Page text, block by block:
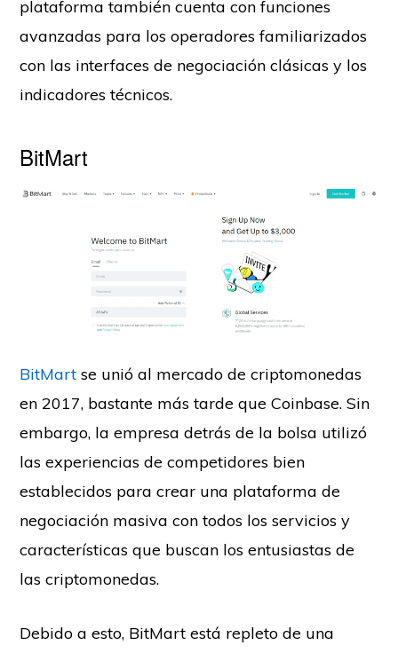
plataforma también cuenta con funciones
avanzadas para los operadores familiarizados
con las interfaces de negociación clásicas y los
indicadores técnicos.
BitMart
BitMart se unió al mercado de criptomonedas
en 2017, bastante más tarde que Coinbase. Sin
embargo, la empresa detrás de la bolsa utilizó
las experiencias de competidores bien
establecidos para crear una plataforma de
negociación masiva con todos los servicios y
características que buscan los entusiastas de
las criptomonedas.
Debido a esto, BitMart está repleto de una